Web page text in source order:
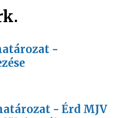
-
- Érd MJV